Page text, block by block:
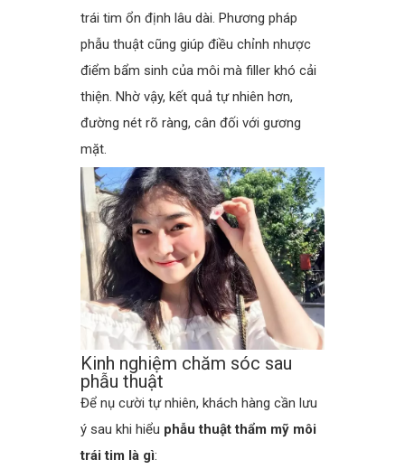
trái tim ổn định lâu dài. Phương pháp
phẫu thuật cũng giúp điều chỉnh nhược
điểm bẩm sinh của môi mà filler khó cải
thiện. Nhờ vậy, kết quả tự nhiên hơn,
đường nét rõ ràng, cân đối với gương
mặt.
Kinh nghiệm chăm sóc sau
phẫu thuật
Để nụ cười tự nhiên, khách hàng cần lưu
ý sau khi hiểu phẫu thuật thẩm mỹ môi
trái tim là gì: